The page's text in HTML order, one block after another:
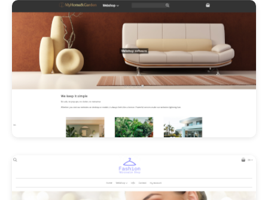
E-Boutique
Les Promos!
Polishangel Belgium